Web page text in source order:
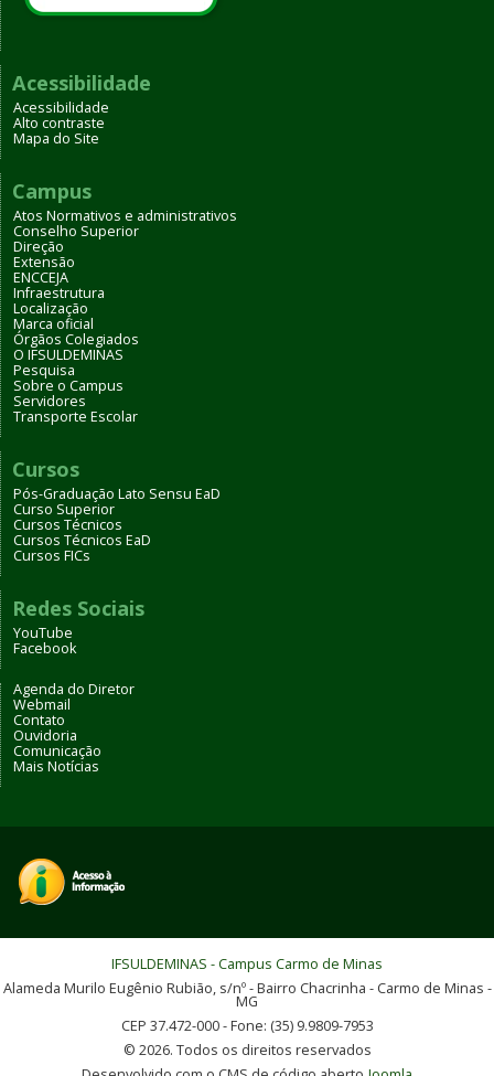
Acessibilidade
Acessibilidade
Alto contraste
Mapa do Site
Campus
Atos Normativos e administrativos
Conselho Superior
Direção
Extensão
ENCCEJA
Infraestrutura
Localização
Marca oficial
Órgãos Colegiados
O IFSULDEMINAS
Pesquisa
Sobre o Campus
Servidores
Transporte Escolar
Cursos
Pós-Graduação Lato Sensu EaD
Curso Superior
Cursos Técnicos
Cursos Técnicos EaD
Cursos FICs
Redes Sociais
YouTube
Facebook
Agenda do Diretor
Webmail
Contato
Ouvidoria
Comunicação
Mais Notícias
IFSULDEMINAS - Campus Carmo de Minas
Alameda Murilo Eugênio Rubião, s/nº - Bairro Chacrinha - Carmo de Minas -
MG
CEP 37.472-000 - Fone: (35) 9.9809-7953
© 2026. Todos os direitos reservados